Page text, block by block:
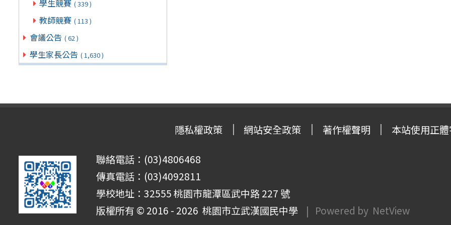
學生競賽 ( 339 )
教師競賽 ( 113 )
會議公告 ( 62 )
學生家長公告 ( 1,630 )
隱私權政策 網站安全政策 著作權聲明 本站使用正
聯絡電話：(03)4806468
傳真電話：(03)4092811
學校地址：32555 桃園市龍潭區武中路 227 號
版權所有 © 2016 - 2026 桃園市立武漢國民中學 | Powered by NetView